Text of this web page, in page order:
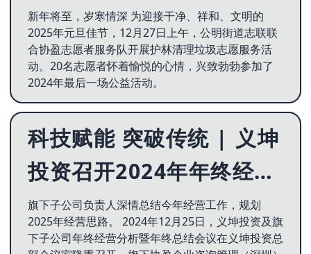
志愿者服务队开展护林清
理垃圾志愿服务活动
新年将至，岁寒情深 为迎接干净、祥和、文明的
2025年元旦佳节，12月27日上午，公明街道志联联
合协盈志愿者服务队开展护林清理垃圾志愿服务活
动。20名志愿者怀着愉悦的心情，兴致勃勃参加了
2024年最后一场公益活动。
科技赋能 突破传统 | 义坤
投资召开2024年年终经营
分析暨年终总结会
旗下子公司负责人深情总结今年经营工作，规划
2025年经营思路。 2024年12月25日，义坤投资及旗
下子公司年终经营分析暨年终总结会议在义坤投资总